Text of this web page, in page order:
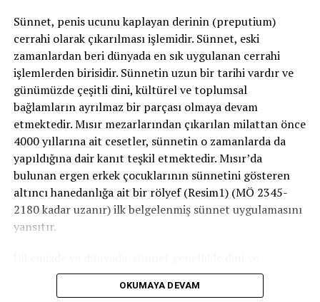
Endoskopik böbrek taşı ameliyatında sırt bölgesinde
böbrek hizasına 0,5 – 1 cm boyutunda bir kesi yapılır.
Röntgen kontrolü altında böbreğe iki ucu açık ince bir
tüp yerleştirilir. Bu tüpten yerleştirilen optik cihaz
yardımıyla taş video sistemi ile monitörde görülür ve
özel aletler yardımıyla çıkartılır. Perkütan ameliyatının
en önemli üstünlüğü vücut dokularının normal
yapısının korunmasıdır. Bunun sonucunda iyileşme
süreci hızlı olup, hastalar ameliyat sonrası dönemi açık
ameliyata göre çok daha rahat geçirmektedir. Genellikle
2 – 3 günde taburcu edilerek günlük aktivitelerine hızla
kavuşurlar.
Üreter tasları üreterorenoskopi (URS) ile müdahale
edilerek temizlenebilir. URS’ de herhangi bir kesi
Sünnet, penis ucunu kaplayan derinin (preputium)
cerrahi olarak çıkarılması işlemidir. Sünnet, eski
zamanlardan beri dünyada en sık uygulanan cerrahi
işlemlerden birisidir. Sünnetin uzun bir tarihi vardır ve
günümüzde çeşitli dini, kültürel ve toplumsal
bağlamların ayrılmaz bir parçası olmaya devam
etmektedir. Mısır mezarlarından çıkarılan milattan önce
4000 yıllarına ait cesetler, sünnetin o zamanlarda da
yapıldığına dair kanıt teşkil etmektedir. Mısır’da
bulunan ergen erkek çocuklarının sünnetini gösteren
altıncı hanedanlığa ait bir rölyef (Resim1) (MÖ 2345-
2180 kadar uzanır) ilk belgelenmiş sünnet uygulamasını
yansıtır.
geleneksel nedenlerle uygulanır. Ancak bazı tıbbi
zorunluluklar veya koruyucu amaçlarla gerçekleştirilen
OKUMAYA DEVAM